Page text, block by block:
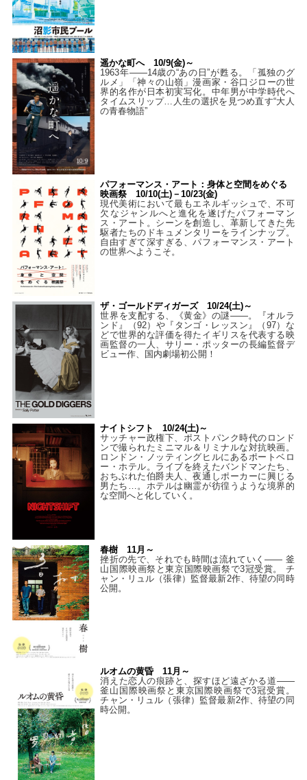
遥かな町へ 10/9(金)～
1963年――14歳の“あの日”が甦る。「孤独のグ
ルメ」「神々の山嶺」漫画家・谷口ジローの世
界的名作が日本初実写化。中年男が中学時代へ
タイムスリップ…人生の選択を見つめ直す“大人
の青春物語”
パフォーマンス・アート：身体と空間をめぐる
映画祭 10/10(土)－10/23(金)
現代美術において最もエネルギッシュで、不可
欠なジャンルへと進化を遂げたパフォーマン
ス・アート。シーンを創造し、革新してきた先
駆者たちのドキュメンタリーをラインナップ。
自由すぎて深すぎる、パフォーマンス・アート
の世界へようこそ。
ザ・ゴールドディガーズ 10/24(土)～
世界を支配する、《黄金》の謎――。『オルラ
ンド』（92）や『タンゴ・レッスン』（97）な
どで世界的な評価を得たイギリスを代表する映
画監督の一人、サリー・ポッターの長編監督デ
ビュー作、国内劇場初公開！
ナイトシフト 10/24(土)～
サッチャー政権下、ポストパンク時代のロンド
ンで撮られたミニマル＆リミナルな対抗映画。
ロンドン・ノッティングヒルにあるポートベロ
ー・ホテル。ライブを終えたバンドマンたち、
おちぶれた伯爵夫人、夜通しポーカーに興じる
男たち…。ホテルは幽霊が彷徨うような境界的
な空間へと化していく。
春樹 11月～
挫折の先で、それでも時間は流れていく—— 釜
山国際映画祭と東京国際映画祭で3冠受賞。 チ
ャン・リュル（張律）監督最新2作、待望の同時
公開。
ルオムの黄昏 11月～
消えた恋人の痕跡と、探すほど遠ざかる道——
釜山国際映画祭と東京国際映画祭で3冠受賞。
チャン・リュル（張律）監督最新2作、待望の同
時公開。